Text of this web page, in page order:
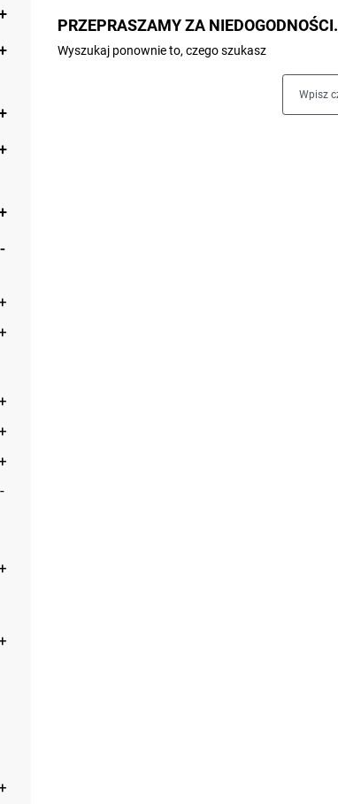
PRZEPRASZAMY ZA NIEDOGODNOŚCI.
Wyszukaj ponownie to, czego szukasz